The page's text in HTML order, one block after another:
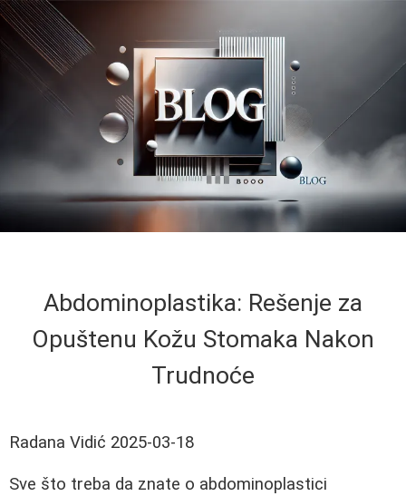
Abdominoplastika: Rešenje za
Opuštenu Kožu Stomaka Nakon
Trudnoće
Radana Vidić 2025-03-18
Sve što treba da znate o abdominoplastici